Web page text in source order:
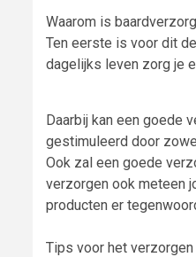
Waarom is
Ten eerste is voor dit
dagelijks leven zorg je
Daarbij kan een goede
gestimuleerd door
Ook zal een goede
verzorgen ook meteen
producten er
Tips voor het verzorgen